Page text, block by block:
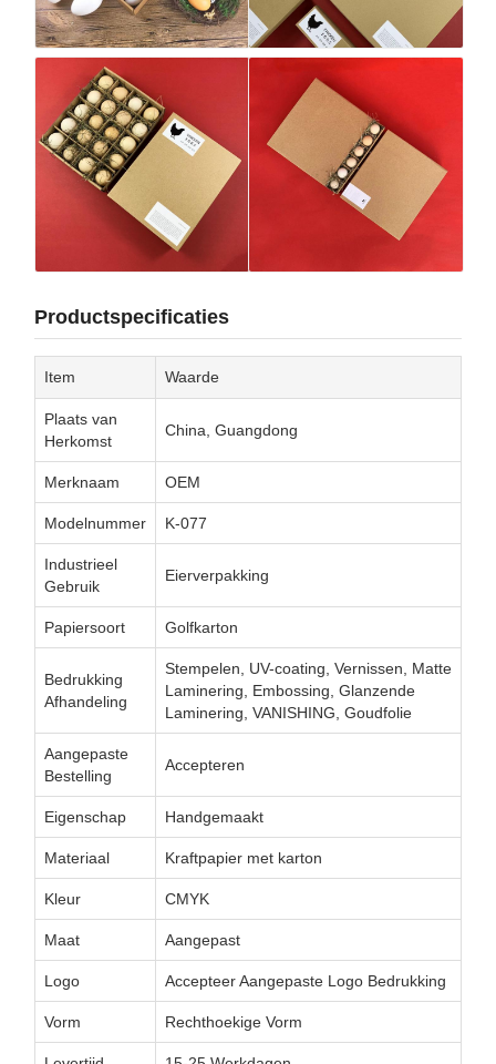
Productspecificaties
Item Waarde
Plaats van
Herkomst
China, Guangdong
Merknaam OEM
Modelnummer K-077
Industrieel
Gebruik
Eierverpakking
Papiersoort Golfkarton
Bedrukking
Afhandeling
Stempelen, UV-coating, Vernissen, Matte
Laminering, Embossing, Glanzende
Laminering, VANISHING, Goudfolie
Aangepaste
Bestelling
Accepteren
Eigenschap Handgemaakt
Materiaal Kraftpapier met karton
Kleur CMYK
Maat Aangepast
Logo Accepteer Aangepaste Logo Bedrukking
Vorm Rechthoekige Vorm